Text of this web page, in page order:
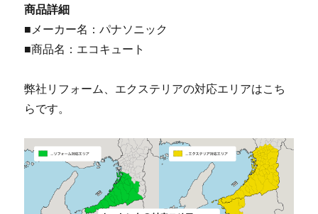
商品詳細
■メーカー名：パナソニック
■商品名：エコキュート
弊社リフォーム、エクステリアの対応エリアはこち
らです。